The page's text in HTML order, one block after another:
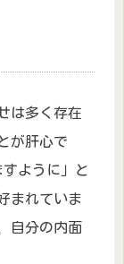
は多く存在
が肝心で
ように」と
まれていま
自分の内面